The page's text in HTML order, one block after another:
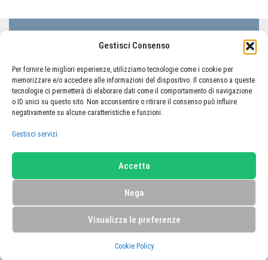
Gestisci Consenso
Per fornire le migliori esperienze, utilizziamo tecnologie come i cookie per
memorizzare e/o accedere alle informazioni del dispositivo. Il consenso a queste
tecnologie ci permetterà di elaborare dati come il comportamento di navigazione
o ID unici su questo sito. Non acconsentire o ritirare il consenso può influire
negativamente su alcune caratteristiche e funzioni.
Gestisci servizi
Accetta
Nega
Visualizza le preferenze
Cookie Policy
LIFC Lega Italiana Fibrosi Cistica - ODV
Codice Fiscale 80233410580
TORNA AL PORTALE LIFC
Home Carrello
Il mio account
Privacy Policy
Cookie Policy (UE)
© 2026 LIFC Lega Italiana Fibrosi Cistica - ODV, tutti i diritti sono
riservati. |Credits